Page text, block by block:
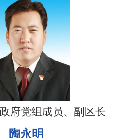
府党组成员、副区长
陶永明